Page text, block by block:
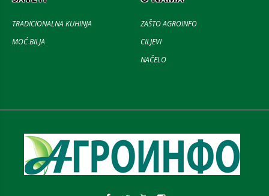
TRADICIONALNA KUHINJA
MOĆ BILJA
ZAŠTO AGROINFO
CILJEVI
NAČELO